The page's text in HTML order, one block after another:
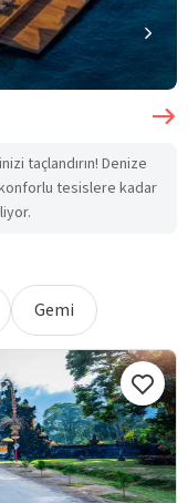
taçlandırın! Denize
tesislere kadar
Gemi